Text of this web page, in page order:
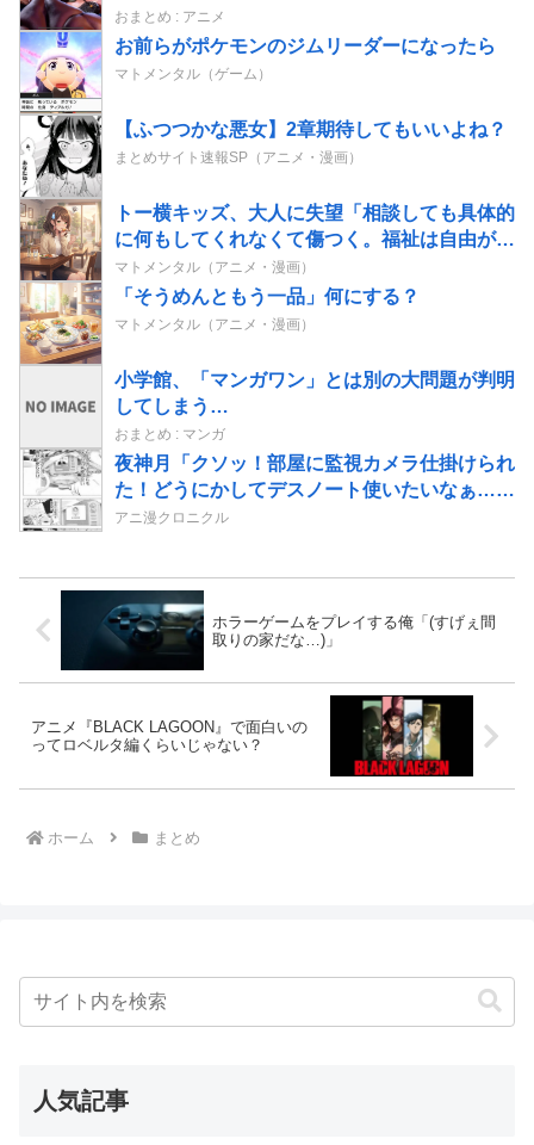
おまとめ : アニメ
お前らがポケモンのジムリーダーになったら
マトメンタル（ゲーム）
【ふつつかな悪女】2章期待してもいいよね？
まとめサイト速報SP（アニメ・漫画）
トー横キッズ、大人に失望「相談しても具体的
に何もしてくれなくて傷つく。福祉は自由が奪
われる」
マトメンタル（アニメ・漫画）
「そうめんともう一品」何にする？
マトメンタル（アニメ・漫画）
小学館、「マンガワン」とは別の大問題が判明
してしまう…
おまとめ : マンガ
夜神月「クソッ！部屋に監視カメラ仕掛けられ
た！どうにかしてデスノート使いたいなぁ…せ
や！」→結果
アニ漫クロニクル
ホラーゲームをプレイする俺「(すげぇ間
取りの家だな…)」
アニメ『BLACK LAGOON』で面白いの
ってロベルタ編くらいじゃない？
ホーム まとめ
人気記事